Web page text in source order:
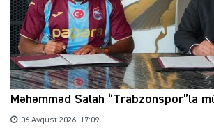
Məhəmməd Salah “Trabzonspor”la
06 Avqust 2026, 17:09